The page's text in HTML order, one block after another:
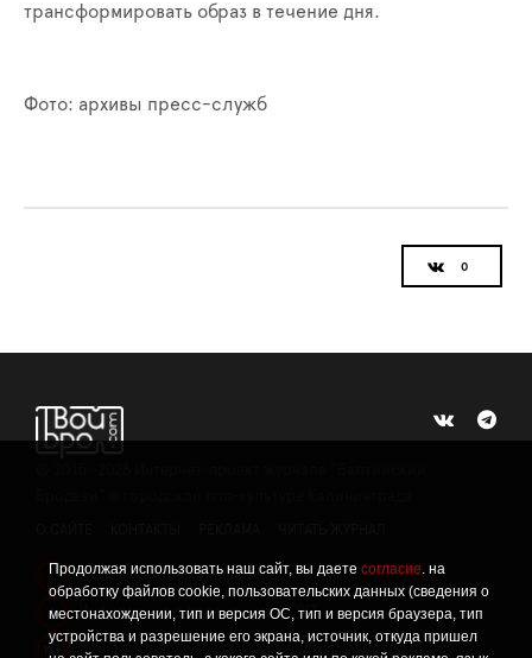
Продолжая использовать наш сайт, вы даете согласие. на
обработку файлов cookie, пользовательских данных (сведения о
местонахождении, тип и версия ОС, тип и версия браузера, тип
устройства и разрешение его экрана, источник, откуда пришел
трансформировать образ в течение дня.
Фото: архивы пресс-служб
! Политика конфиденциальности
! Информация о проведении СОУТ
Данный сайт не предназначен для просмотра лицам